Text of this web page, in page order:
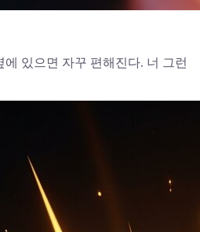
있으면 자꾸 편해진다. 너 그런